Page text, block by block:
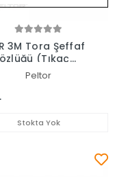
3M Tora Şeffaf
(Tıkaç
Peltor
Stokta Yok